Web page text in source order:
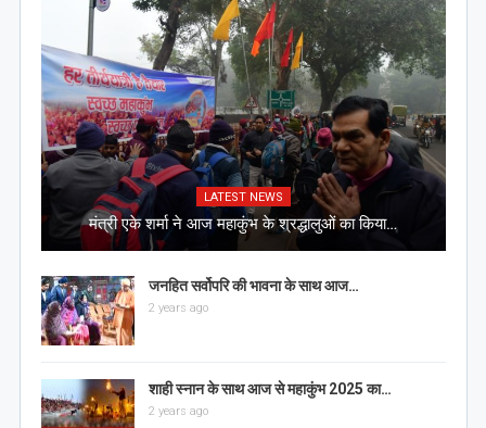
LATEST NEWS
मंत्री एके शर्मा ने आज महाकुंभ के श्रद्धालुओं का किया…
जनहित सर्वोपरि की भावना के साथ आज…
2 years ago
शाही स्नान के साथ आज से महाकुंभ 2025 का…
2 years ago